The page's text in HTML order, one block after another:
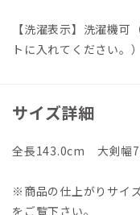
【洗濯表示】洗濯機
トに入れてください。）
サイズ詳細
全長143.0cm 大剣幅
※商品の仕上がりサイ
をご覧下さい。